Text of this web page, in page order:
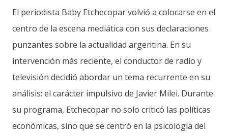
El periodista Baby Etchecopar volvió a colocarse en el
centro de la escena mediática con sus declaraciones
punzantes sobre la actualidad argentina. En su
intervención más reciente, el conductor de radio y
televisión decidió abordar un tema recurrente en su
análisis: el carácter impulsivo de Javier Milei. Durante
su programa, Etchecopar no solo criticó las políticas
económicas, sino que se centró en la psicología del